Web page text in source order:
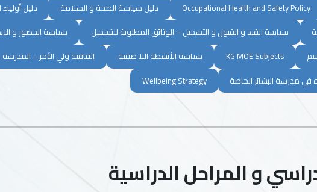
Occupational Health and Safety Policy دليل سياسة الصحة و السلامة
دليل أولياء
سياسة القيد و القبول و التسجيل – الوثائق المطلوبة للتسجيل
سياسة الحضور و
KG MOE Subjects سياسة الأنشطة اللا صفية
اتفاقية ولي الأمر – المدرسة
في مدرسة البشائر الخاصة
Wellbeing Strategy
و المراحل الدراسية